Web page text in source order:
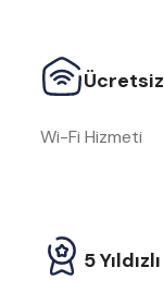
Ücretsiz
Wi-Fi Hizmeti
5 Yıldızlı